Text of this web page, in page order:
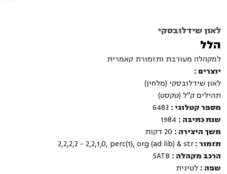
לאון שידלובסקי
הלל
למקהלה מעורבת ותזמורת קאמרית
יוצרים :
לאון שידלובסקי (מלחין)
תהילים ק"ל (טקסט)
מספר קטלוגי :
שנת כתיבה :
משך היצירה :
תזמור :2,2,2,2 - 2,2,1,0, perc(1), org (ad lib) & str
הרכב מקהלה :
שפה : לטינית